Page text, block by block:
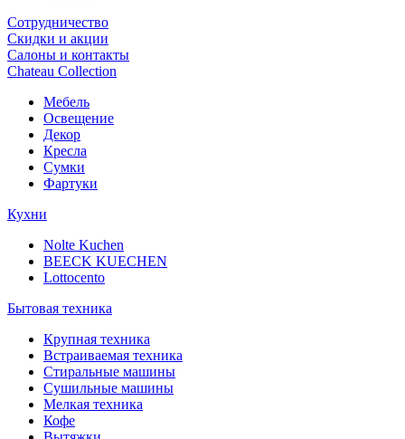
Сотрудничество
Скидки и акции
Салоны и контакты
Chateau Collection
Мебель
Освещение
Декор
Кресла
Сумки
Фартуки
Кухни
Nolte Kuchen
BEECK KUECHEN
Lottocento
Бытовая техника
Крупная техника
Встраиваемая техника
Стиральные машины
Сушильные машины
Мелкая техника
Кофе